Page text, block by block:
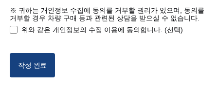
※ 귀하는 개인정보 수집에 동의를 거부할 권리가 있으며, 동의를
거부할 경우 차량 구매 등과 관련된 상담을 받으실 수 없습니다.
위와 같은 개인정보의 수집 이용에 동의합니다. (선택)
작성 완료